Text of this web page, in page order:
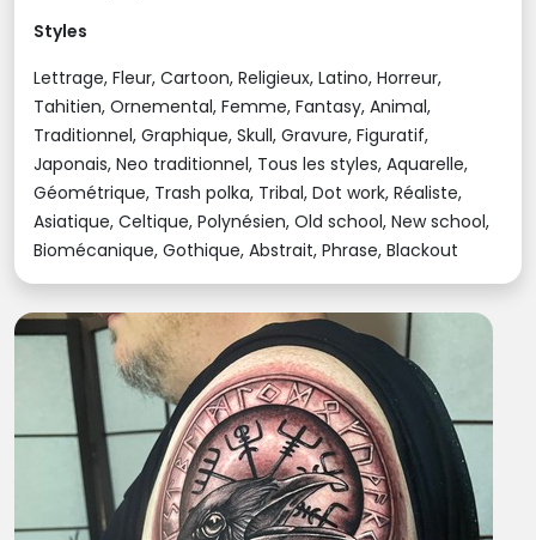
Styles
Lettrage, Fleur, Cartoon, Religieux, Latino, Horreur,
Tahitien, Ornemental, Femme, Fantasy, Animal,
Traditionnel, Graphique, Skull, Gravure, Figuratif,
Japonais, Neo traditionnel, Tous les styles, Aquarelle,
Géométrique, Trash polka, Tribal, Dot work, Réaliste,
Asiatique, Celtique, Polynésien, Old school, New school,
Biomécanique, Gothique, Abstrait, Phrase, Blackout